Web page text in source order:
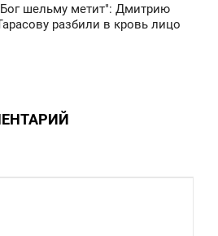
шельму метит": Дмитрию
разбили в кровь лицо